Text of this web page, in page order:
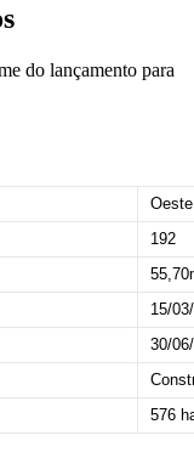
do lançamento para
Oeste
192
15/
30/
576